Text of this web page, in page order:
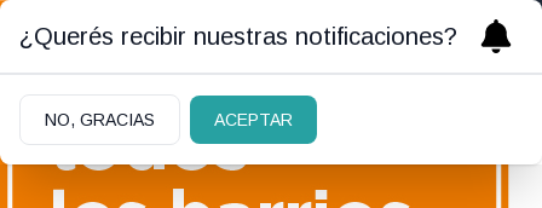
¿Querés recibir nuestras notificaciones?
NO, GRACIAS ACEPTAR